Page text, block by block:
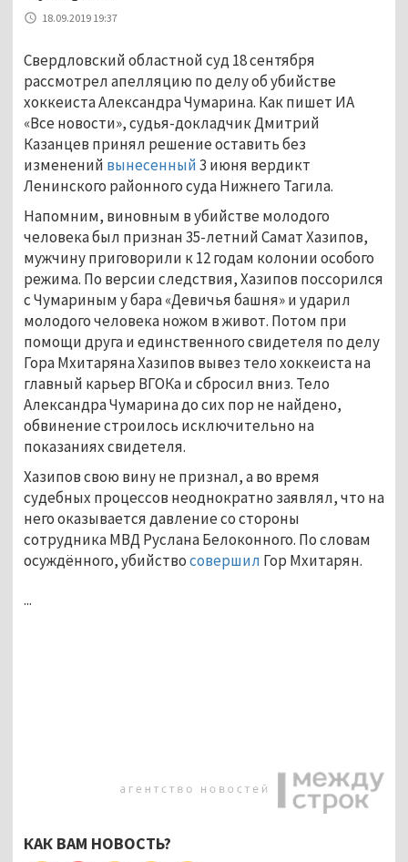
18.09.2019 19:37
Свердловский областной суд 18 сентября
рассмотрел апелляцию по делу об убийстве
хоккеиста Александра Чумарина. Как пишет ИА
«Все новости», судья-докладчик Дмитрий
Казанцев принял решение оставить без
изменений вынесенный3 июня вердикт
Ленинского районного суда Нижнего Тагила.
Напомним, виновным в убийстве молодого
человека был признан 35-летний Самат Хазипов,
мужчину приговорили к 12 годам колонии особого
режима. По версии следствия, Хазипов поссорился
с Чумариным у бара «Девичья башня» и ударил
молодого человека ножом в живот. Потом при
помощи друга и единственного свидетеля по делу
Гора Мхитаряна Хазипов вывез тело хоккеиста на
главный карьер ВГОКа и сбросил вниз. Тело
Александра Чумарина до сих пор не найдено,
обвинение строилось исключительно на
показаниях свидетеля.
Хазипов свою вину не признал, а во время
судебных процессов неоднократно заявлял, что на
него оказывается давление со стороны
сотрудника МВД Руслана Белоконного. По словам
осуждённого, убийствосовершил Гор Мхитарян.
...
КАК ВАМ НОВОСТЬ?